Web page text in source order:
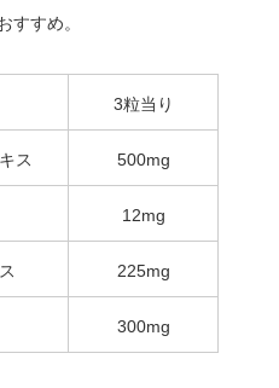
すすめ。
3粒当り
ス 500mg
12mg
225mg
300mg